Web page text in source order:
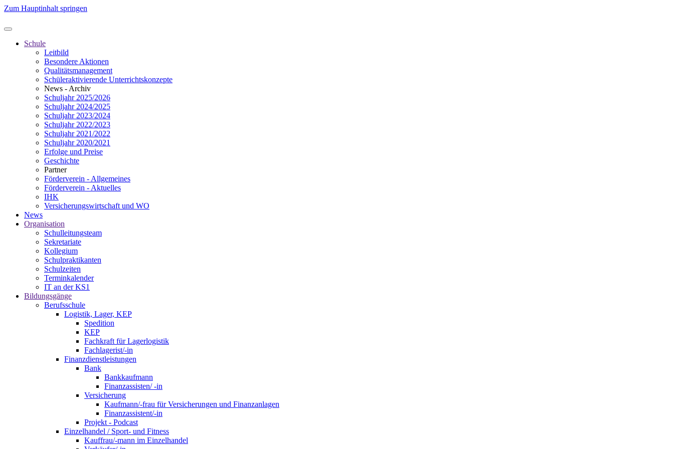
Zum Hauptinhalt springen
Schule
Leitbild
Besondere Aktionen
Qualitätsmanagement
Schüleraktivierende Unterrichtskonzepte
News - Archiv
Schuljahr 2025/2026
Schuljahr 2024/2025
Schuljahr 2023/2024
Schuljahr 2022/2023
Schuljahr 2021/2022
Schuljahr 2020/2021
Erfolge und Preise
Geschichte
Partner
Förderverein - Allgemeines
Förderverein - Aktuelles
IHK
Versicherungswirtschaft und WO
News
Organisation
Schulleitungsteam
Sekretariate
Kollegium
Schulpraktikanten
Schulzeiten
Terminkalender
IT an der KS1
Bildungsgänge
Berufsschule
Logistik, Lager, KEP
Spedition
KEP
Fachkraft für Lagerlogistik
Fachlagerist/-in
Finanzdienstleistungen
Bank
Bankkaufmann
Finanzassisten/ -in
Versicherung
Kaufmann/-frau für Versicherungen und Finanzanlagen
Finanzassistent/-in
Projekt - Podcast
Einzelhandel / Sport- und Fitness
Kauffrau/-mann im Einzelhandel